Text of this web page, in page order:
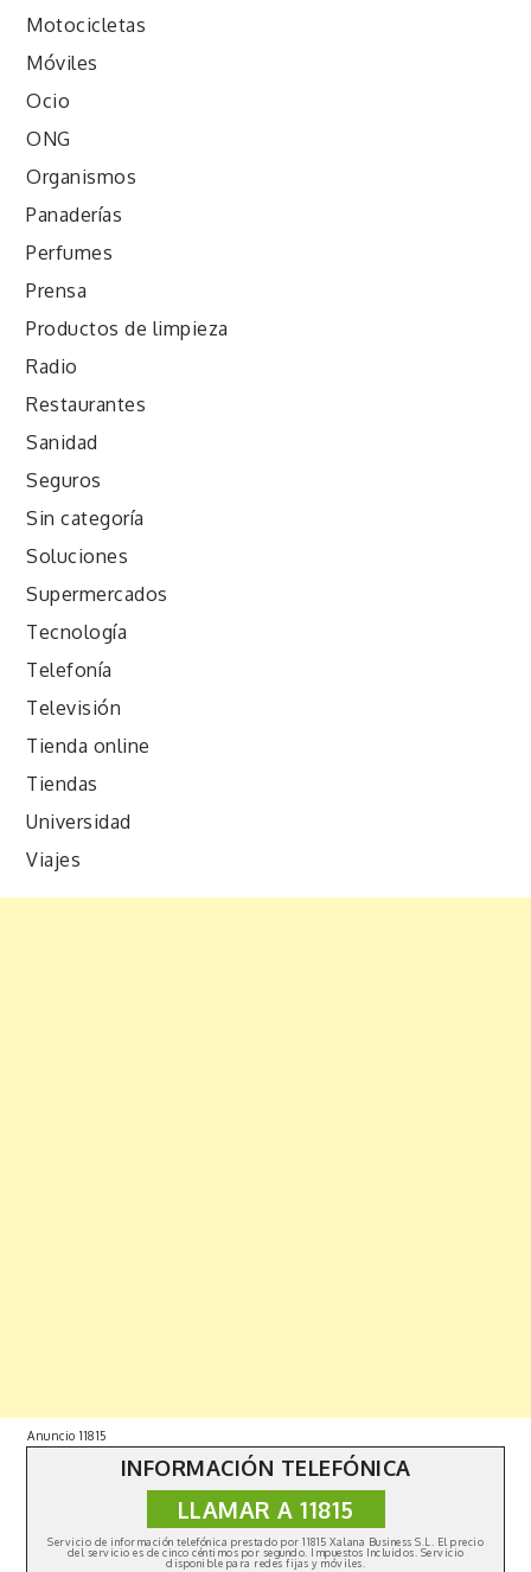
Motocicletas
Móviles
Ocio
ONG
Organismos
Panaderías
Perfumes
Prensa
Productos de limpieza
Radio
Restaurantes
Sanidad
Seguros
Sin categoría
Soluciones
Supermercados
Tecnología
Telefonía
Televisión
Tienda online
Tiendas
Universidad
Viajes
Copyright © 2019 | All Rights Reserved. Fabulist by
Themes|Política de privacidad
Anuncio 11815
INFORMACIÓN TELEFÓNICA
LLAMAR A 11815
Servicio de información telefónica prestado por 11815 Xalana Business S.L. El precio
del servicio es de cinco céntimos por segundo. Impuestos Incluidos. Servicio
disponible para redes fijas y móviles.